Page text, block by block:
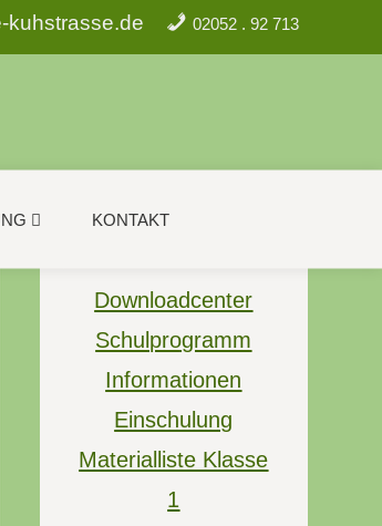
kuhstrasse.de 02052 . 92 713
KONTAKT
Downloadcenter
Schulprogramm
Informationen
Einschulung
Materialliste Klasse
1